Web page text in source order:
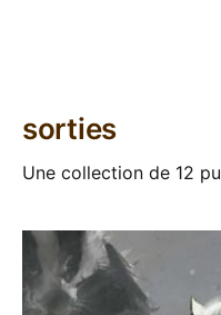
sorties
Une collection de 12